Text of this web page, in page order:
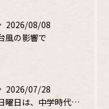
2026/08/08
風の影響で
2026/07/28
日曜日は、中学時代の、同級生と鮎釣り